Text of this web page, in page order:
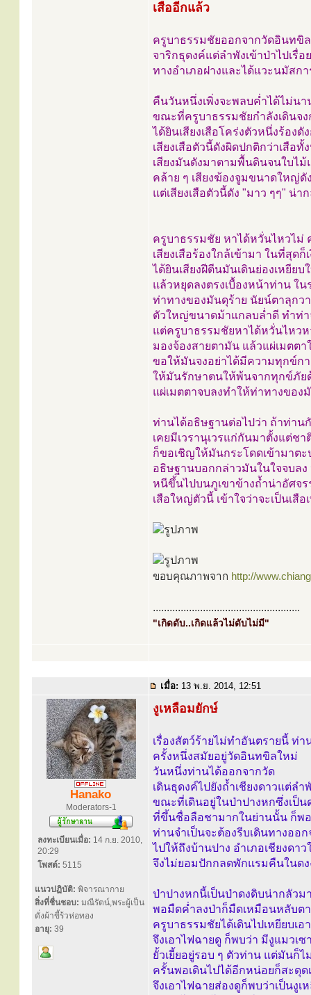
เสืออีกแล้ว
ครูบาธรรมชัยออกจากวัดอินทขิ
จาริกธุดงค์แต่ลำพังเข้าป่าไปเรื่อ
ทางอำเภอฝางและได้แวะนมัสก
คืนวันหนึ่งเพิ่งจะพลบค่ำได้ไม่นา
ขณะที่ครูบาธรรมชัยกำลังเดินจ
ได้ยินเสียงเสือโคร่งตัวหนึ่งร้อง
เสียงเสือตัวนี้ดังผิดปกติกว่าเสือ
เสียงมันดังมาตามพื้นดินจนใบไ
คล้าย ๆ เสียงฆ้องจูมขนาดใหญ่ดั
แต่เสียงเสือตัวนี้ดัง "มาว ๆๆ" น่า
ครูบาธรรมชัย หาได้หวั่นไหวไม่
เสียงเสือร้องใกล้เข้ามา ในที่สุดก็
ได้ยินเสียงฝีตีนมันเดินย่องเหยีย
แล้วหยุดลงตรงเบื้องหน้าท่าน ใ
ท่าทางของมันดุร้าย นัยน์ตาลุกว
ตัวใหญ่ขนาดม้าแกลบล่ำดี ทำท่า
แต่ครูบาธรรมชัยหาได้หวั่นไหว
มองจ้องสายตามัน แล้วแผ่เมตตา
ขอให้มันจงอย่าได้มีความทุกข์กา
ให้มันรักษาตนให้พ้นจากทุกข์ภัย
แผ่เมตตาจบลงทำให้ท่าทางของ
ท่านได้อธิษฐานต่อไปว่า ถ้าท่าน
เคยมีเวรานุเวรแก่กันมาตั้งแต่ชา
ก็ขอเชิญให้มันกระโดดเข้ามาตะ
อธิษฐานบอกกล่าวมันในใจจบล
หนีขึ้นไปบนภูเขาข้างถ้ำน่าอัศจร
เสือใหญ่ตัวนี้ เข้าใจว่าจะเป็นเสื
ขอบคุณภาพจาก http://
.....................................................
"เกิดดับ..เกิดแล้วไม่ดับไม่มี"
เมื่อ: 13 พ.ย. 2014, 12:51
Hanako
Moderators-1
ลงทะเบียนเมื่อ: 14 ก.ย. 2010,
20:29
โพสต์: 5115
แนวปฏิบัติ: พิจารณากาย
สิ่งที่ชื่นชอบ: มณีรัตน์,พระผู้เป็น
ดั่งผ้าขี้ร้วห่อทอง
อายุ: 39
งูเหลือมยักษ์
เรื่องสัตว์ร้ายไม่ทำอันตรายนี้ ท่า
ครั้งหนึ่งสมัยอยู่วัดอินทขิลใหม่
วันหนึ่งท่านได้ออกจากวัด
เดินธุดงค์ไปยังถ้ำเชียงดาวแต่ลำ
ขณะที่เดินอยู่ในป่าปางหกซึ่งเป็น
ที่ขึ้นชื่อลือชามากในย่านนั้น ก็พ
ท่านจำเป็นจะต้องรีบเดินทางออก
ไปให้ถึงบ้านปาง อำเภอเชียงดาว
จึงไม่ยอมปักกลดพักแรมคืนในดง
ป่าปางหกนี้เป็นป่าดงดิบน่ากลัวม
พอมืดค่ำลงป่าก็มืดเหมือนหลับตา
ครูบาธรรมชัยได้เดินไปเหยียบเอ
จึงเอาไฟฉายดู ก็พบว่า มีงูแมวเ
ยั้วเยี้ยอยู่รอบ ๆ ตัวท่าน แต่มันก็
ครั้นพอเดินไปได้อีกหน่อยก็สะดุด
จึงเอาไฟฉายส่องดูก็พบว่าเป็นงูเ